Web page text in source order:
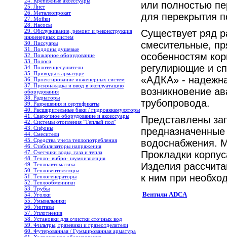
25. Лист
26. Металлопрокат
27. Мойки
28. Насосы
29. Обслуживание, ремонт и реконструкция
инженерных систем
30. Писсуары
31. Поддоны душевые
32. Пожарное оборудование
33. Полоса
34. Полотенцесушители
35. Приводы к арматуре
36. Проектирование инженерных систем
37. Пусконаладка и ввод в эксплуатацию
оборудования
38. Радиаторы
39. Разрешения и сертификаты
40. Расширительные баки / гидроаккамуляторы
41. Сварочное оборудование и аксессуары
42. Системы отопления "Теплый пол"
43. Сифоны
44. Смесители
45. Средства учета теплопотребления
46. Стабилизаторы напряжения
47. Счетчики воды, газа и тепла
48. Тепло- вибро- шумоизоляция
49. Теплоавтоматика
50. Тепловентиляторы
51. Теплогенераторы
52. Теплообменники
53. Трубы
54. Уголки
55. Умывальники
56. Унитазы
57. Уплотнения
58. Установки для очистки сточных вод
59. Фильтры, грязевики и грязеотделители
60. Футерованная / Гуммированная арматура
или полностью
для перекрытия
Существует ряд
смесительные,
особенностям
регулирющие и
«АДКА» -
возникновение
трубопровода.
Представлены
водоснабжения.
Прокладки
Изделия
к ним при
Вентили ADCA